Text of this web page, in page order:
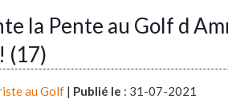
la Pente au Golf d
(17)
au Golf | Publié le : 31-07-2021